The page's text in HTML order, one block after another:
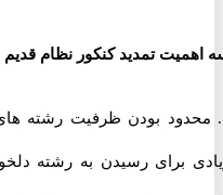
تمدید کنکور نظام قدیم در سال
بودن ظرفیت رشته های
برای رسیدن به رشته